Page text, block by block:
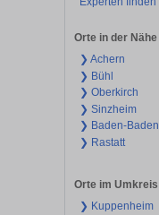
Orte in der Nähe
❯ Achern
❯ Bühl
❯ Oberkirch
❯ Sinzheim
❯ Baden-Baden
❯ Rastatt
Orte im Umkreis
❯ Kuppenheim